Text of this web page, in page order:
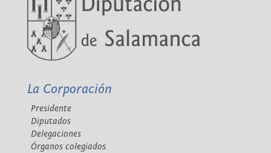
La Corporación
Presidente
Diputados
Delegaciones
Órganos colegiados